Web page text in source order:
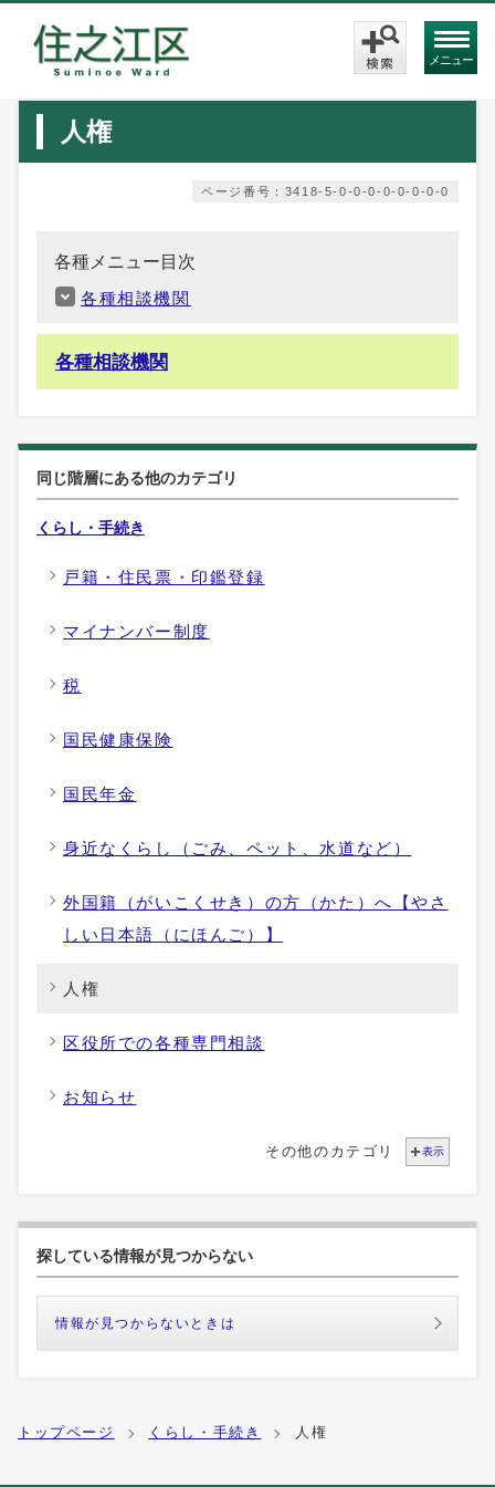
メニュー
人権
ページ番号：3418-5-0-0-0-0-0-0-0-0
各種メニュー目次
各種相談機関
各種相談機関
同じ階層にある他のカテゴリ
くらし・手続き
戸籍・住民票・印鑑登録
マイナンバー制度
税
国民健康保険
国民年金
身近なくらし（ごみ、ペット、水道など）
外国籍（がいこくせき）の方（かた）へ【やさ
しい日本語（にほんご）】
人権
区役所での各種専門相談
お知らせ
その他のカテゴリ 表示
探している情報が見つからない
情報が見つからないときは
トップページ くらし・手続き 人権